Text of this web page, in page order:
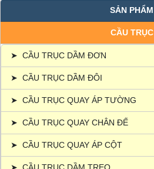
SẢN PHẨM
CẦU TRỤC
➤ CẦU TRỤC DẦM ĐƠN
➤ CẦU TRỤC DẦM ĐÔI
➤ CẦU TRỤC QUAY ÁP TƯỜNG
➤ CẦU TRỤC QUAY CHÂN ĐẾ
➤ CẦU TRỤC QUAY ÁP CỘT
➤ CẦU TRỤC DẦM TREO